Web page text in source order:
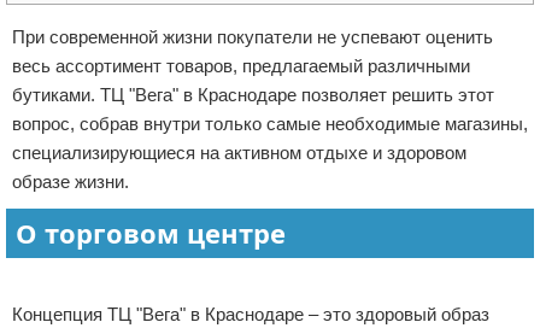
Международный бизнес
Продажи
Начало бизнеса
Обзоры услуг
Для правообладателей
Условия предоставления информации
Отказ от ответственности
При современной жизни покупатели не успевают оценить
весь ассортимент товаров, предлагаемый различными
бутиками. ТЦ "Вега" в Краснодаре позволяет решить этот
вопрос, собрав внутри только самые необходимые магазины,
специализирующиеся на активном отдыхе и здоровом
образе жизни.
О торговом центре
Концепция ТЦ "Вега" в Краснодаре – это здоровый образ